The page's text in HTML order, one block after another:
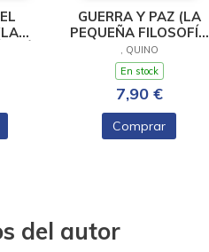
GUERRA Y PAZ (LA
PEQUEÑA FILOSOFÍA
DE MAFALDA)
, QUINO
En stock
7,90 €
Comprar
del autor